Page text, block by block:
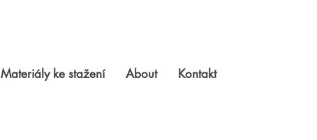
Materiály ke stažení About Kontakt